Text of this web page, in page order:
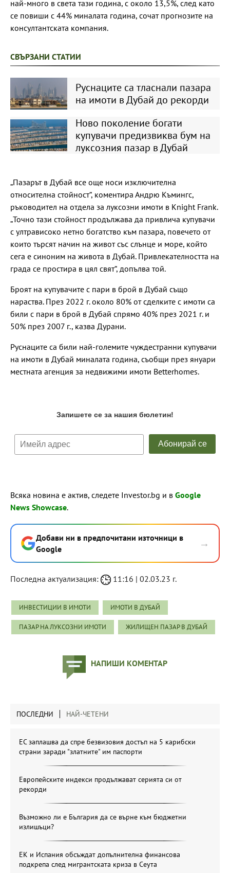
най-много в света тази година, с около 13,5%, след като
се повиши с 44% миналата година, сочат прогнозите на
консултантската компания.
СВЪРЗАНИ СТАТИИ
Руснаците са тласнали пазара
на имоти в Дубай до рекорди
Ново поколение богати
купувачи предизвиква бум на
луксозния пазар в Дубай
„Пазарът в Дубай все още носи изключителна
относителна стойност“, коментира Андрю Къмингс,
ръководител на отдела за луксозни имоти в Knight Frank.
„Точно тази стойност продължава да привлича купувачи
с ултрависоко нетно богатство към пазара, повечето от
които търсят начин на живот със слънце и море, който
сега е синоним на живота в Дубай. Привлекателността на
града се простира в цял свят“, допълва той.
Броят на купувачите с пари в брой в Дубай също
нараства. През 2022 г. около 80% от сделките с имоти са
били с пари в брой в Дубай спрямо 40% през 2021 г. и
50% през 2007 г., казва Дурани.
Руснаците са били най-големите чуждестранни купувачи
на имоти в Дубай миналата година, съобщи през януари
местната агенция за недвижими имоти Betterhomes.
Всяка новина е актив, следете Investor.bg и в Google
News Showcase.
Добави ни в предпочитани източници в
Google
→
Последна актуализация: 11:16 | 02.03.23 г.
ИНВЕСТИЦИИ В ИМОТИ ИМОТИ В ДУБАЙ
ПАЗАР НА ЛУКСОЗНИ ИМОТИ ЖИЛИЩЕН ПАЗАР В ДУБАЙ
НАПИШИ КОМЕНТАР
ПОСЛЕДНИ НАЙ-ЧЕТЕНИ
ЕС заплашва да спре безвизовия достъп на 5 карибски
страни заради "златните" им паспорти
Европейските индекси продължават серията си от
рекорди
Възможно ли е България да се върне към бюджетни
излишъци?
ЕК и Испания обсъждат допълнителна финансова
подкрепа след мигрантската криза в Сеута